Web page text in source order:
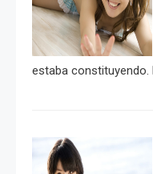
estaba constituyendo.